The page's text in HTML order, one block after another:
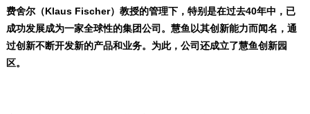
费舍尔（Klaus Fischer）教授的管理下，特别是在过去40年中，已
成功发展成为一家全球性的集团公司。慧鱼以其创新能力而闻名，通
过创新不断开发新的产品和业务。为此，公司还成立了慧鱼创新园
区。